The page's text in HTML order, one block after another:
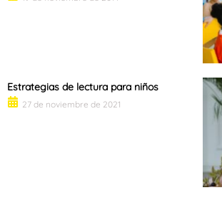
Estrategias de lectura para niños
27 de noviembre de 2021